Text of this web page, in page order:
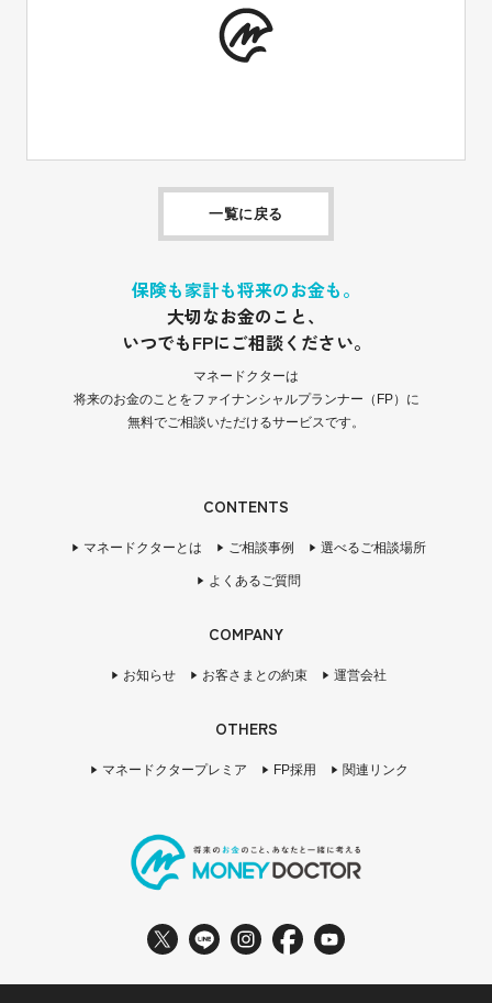
一覧に戻る
保険も家計も将来のお金も。
大切なお金のこと、
いつでもFPにご相談ください。
マネードクターは
将来のお金のことをファイナンシャルプランナー（FP）に
無料でご相談いただけるサービスです。
CONTENTS
マネードクターとは ご相談事例 選べるご相談場所
よくあるご質問
COMPANY
お知らせ お客さまとの約束 運営会社
OTHERS
マネードクタープレミア FP採用 関連リンク